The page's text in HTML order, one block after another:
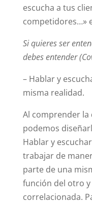
escucha a tus
competidores…»
Si quieres ser
debes entender
– Hablar y
misma realidad.
Al comprender la
podemos
Hablar y
trabajar de
parte de una
función del otro
correlacionada.